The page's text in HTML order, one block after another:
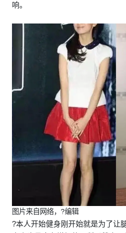
响。
图片来自网络，?编辑
?本人开始健身刚开始就是为了让